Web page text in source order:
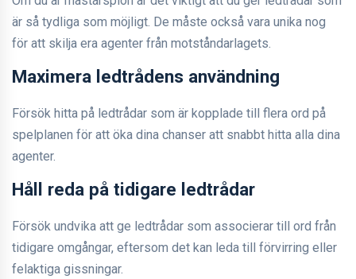
är så tydliga som möjligt. De måste också vara unika nog
för att skilja era agenter från motståndarlagets.
Maximera ledtrådens användning
Försök hitta på ledtrådar som är kopplade till flera ord på
spelplanen för att öka dina chanser att snabbt hitta alla dina
agenter.
Håll reda på tidigare ledtrådar
Försök undvika att ge ledtrådar som associerar till ord från
tidigare omgångar, eftersom det kan leda till förvirring eller
felaktiga gissningar.